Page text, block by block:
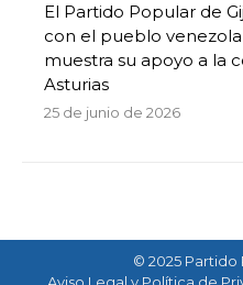
El Partido Popular de
con el pueblo
muestra su apoyo a la
Asturias
25 de junio de 2026
© 2025 Partido